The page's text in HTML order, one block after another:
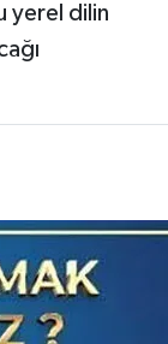
yerel dilin